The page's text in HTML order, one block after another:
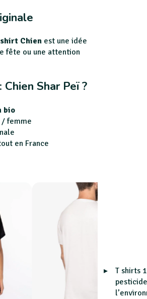
Chien est une idée
fête ou une attention
Shar Peï ?
bio
/ femme
en France
T shirts